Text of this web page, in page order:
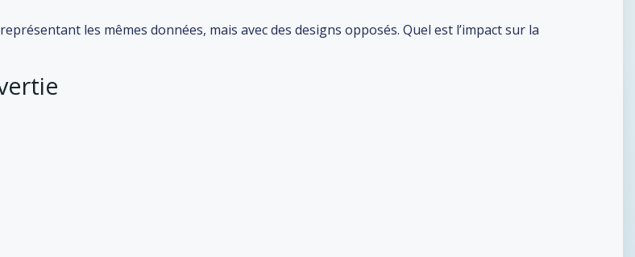
les mêmes données, mais avec des designs opposés. Quel est l’impact sur la